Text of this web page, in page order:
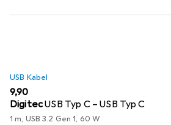
USB Kabel
EUR
9,90
DigitecUSB Typ C – USB Typ C
1 m, USB 3.2 Gen 1, 60 W